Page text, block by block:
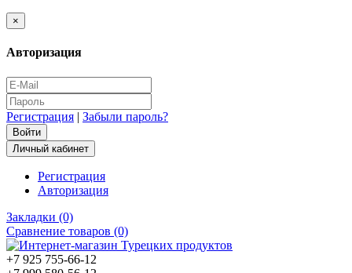
×
Авторизация
Регистрация | Забыли пароль?
Личный кабинет
Регистрация
Авторизация
Закладки (0)
Сравнение товаров (0)
+7 925 755-66-12